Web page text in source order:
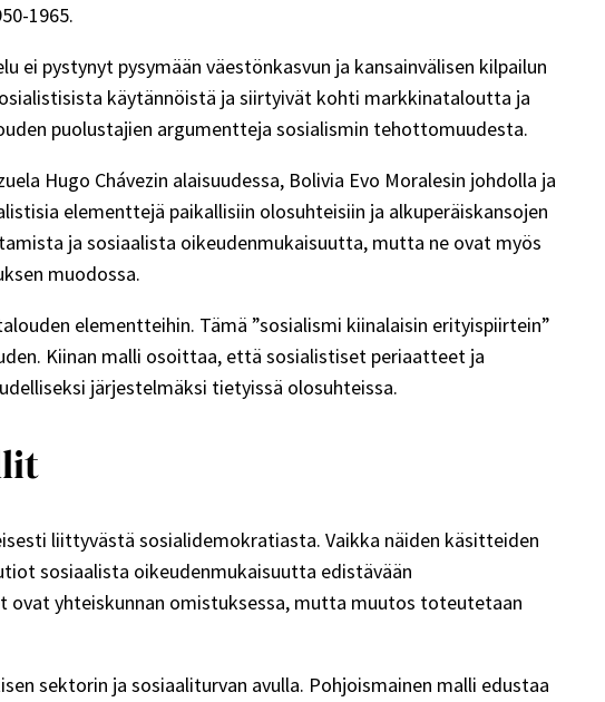
1965.
pystynyt pysymään väestönkasvun ja kansainvälisen kilpailun
käytännöistä ja siirtyivät kohti markkinataloutta ja
puolustajien argumentteja sosialismin tehottomuudesta.
Hugo Chávezin alaisuudessa, Bolivia Evo Moralesin johdolla ja
elementtejä paikallisiin olosuhteisiin ja alkuperäiskansojen
ja sosiaalista oikeudenmukaisuutta, mutta ne ovat myös
muodossa.
elementteihin. Tämä ”sosialismi kiinalaisin erityispiirtein”
Kiinan malli osoittaa, että sosialistiset periaatteet ja
järjestelmäksi tietyissä olosuhteissa.
liittyvästä sosialidemokratiasta. Vaikka näiden käsitteiden
sosiaalista oikeudenmukaisuutta edistävään
yhteiskunnan omistuksessa, mutta muutos toteutetaan
sektorin ja sosiaaliturvan avulla. Pohjoismainen malli edustaa